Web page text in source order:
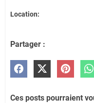
Location:
Partager :
Ces posts pourraient